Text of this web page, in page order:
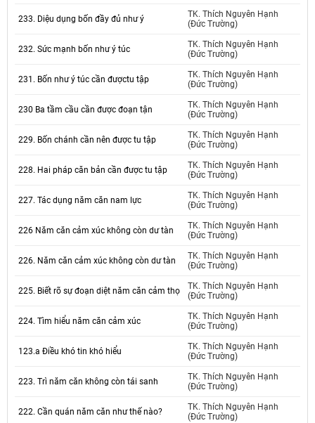
233. Diệu dụng bốn đầy đủ như ý
TK. Thích Nguyên Hạnh
(Đức Trường)
232. Sức mạnh bốn như ý túc
TK. Thích Nguyên Hạnh
(Đức Trường)
231. Bốn như ý túc cần đượctu tập
TK. Thích Nguyên Hạnh
(Đức Trường)
230 Ba tầm cầu cần được đoạn tận
TK. Thích Nguyên Hạnh
(Đức Trường)
229. Bốn chánh cần nên được tu tập
TK. Thích Nguyên Hạnh
(Đức Trường)
228. Hai pháp căn bản cần được tu tập
TK. Thích Nguyên Hạnh
(Đức Trường)
227. Tác dụng năm căn nam lực
TK. Thích Nguyên Hạnh
(Đức Trường)
226 Năm căn cảm xúc không còn dư tàn
TK. Thích Nguyên Hạnh
(Đức Trường)
226. Năm căn cảm xúc không còn dư tàn
TK. Thích Nguyên Hạnh
(Đức Trường)
225. Biết rõ sự đoạn diệt năm căn cảm thọ
TK. Thích Nguyên Hạnh
(Đức Trường)
224. Tìm hiểu năm căn cảm xúc
TK. Thích Nguyên Hạnh
(Đức Trường)
123.a Điều khó tin khó hiểu
TK. Thích Nguyên Hạnh
(Đức Trường)
223. Trì năm căn không còn tái sanh
TK. Thích Nguyên Hạnh
(Đức Trường)
222. Cần quán năm căn như thế nào?
TK. Thích Nguyên Hạnh
(Đức Trường)